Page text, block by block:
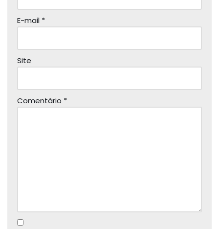
E-mail *
Site
Comentário *